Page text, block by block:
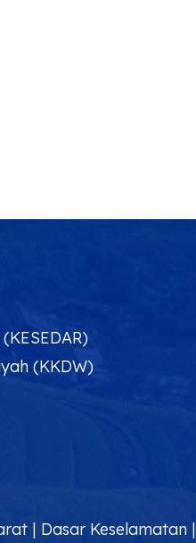
(KKDW)
| Dasar Keselamatan|